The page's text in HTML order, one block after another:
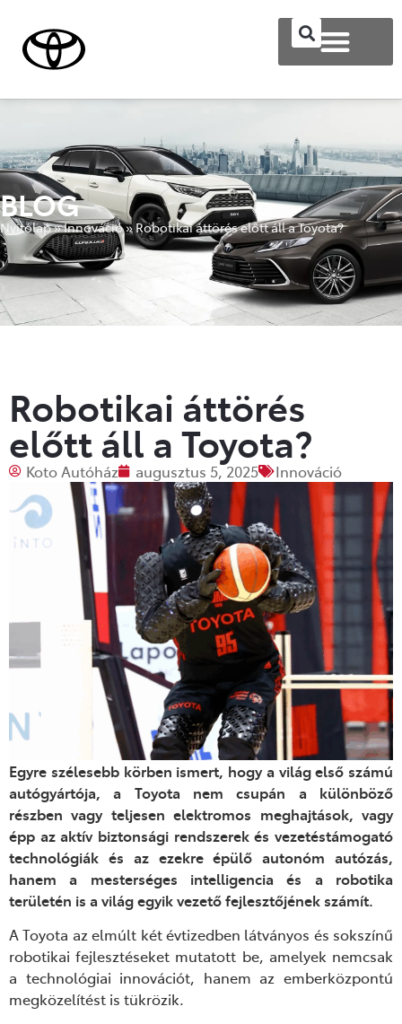
BLOG
Nyitólap»Innováció»Robotikai áttörés előtt áll a Toyota?
Robotikai áttörés
előtt áll a Toyota?
Koto Autóház augusztus 5, 2025 Innováció
Egyre szélesebb körben ismert, hogy a világ első számú
autógyártója, a Toyota nem csupán a különböző
részben vagy teljesen elektromos meghajtások, vagy
épp az aktív biztonsági rendszerek és vezetéstámogató
technológiák és az ezekre épülő autonóm autózás,
hanem a mesterséges intelligencia és a robotika
területén is a világ egyik vezető fejlesztőjének számít.
A Toyota az elmúlt két évtizedben látványos és sokszínű
robotikai fejlesztéseket mutatott be, amelyek nemcsak
a technológiai innovációt, hanem az emberközpontú
megközelítést is tükrözik.